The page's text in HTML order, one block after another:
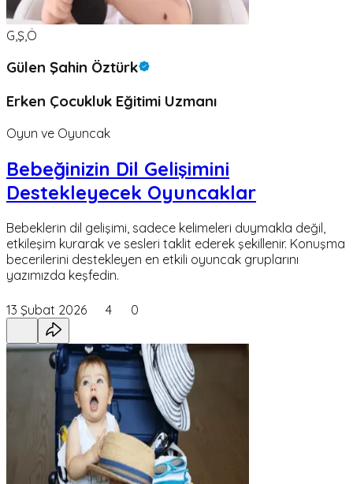
G,Ş,Ö
Gülen Şahin Öztürk
Erken Çocukluk Eğitimi Uzmanı
Oyun ve Oyuncak
Bebeğinizin Dil Gelişimini
Destekleyecek Oyuncaklar
Bebeklerin dil gelişimi, sadece kelimeleri duymakla değil,
etkileşim kurarak ve sesleri taklit ederek şekillenir. Konuşma
becerilerini destekleyen en etkili oyuncak gruplarını
yazımızda keşfedin.
13 Şubat 2026 4 0